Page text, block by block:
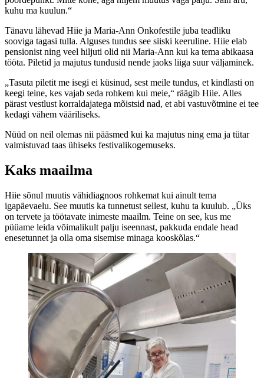
kuhu ma kuulun.“
Tänavu lähevad Hiie ja Maria-Ann Onkofestile juba teadliku
sooviga tagasi tulla. Alguses tundus see siiski keeruline. Hiie elab
pensionist ning veel hiljuti olid nii Maria-Ann kui ka tema abikaasa
tööta. Piletid ja majutus tundusid nende jaoks liiga suur väljaminek.
„Tasuta piletit me isegi ei küsinud, sest meile tundus, et kindlasti on
keegi teine, kes vajab seda rohkem kui meie,“ räägib Hiie. Alles
pärast vestlust korraldajatega mõistsid nad, et abi vastuvõtmine ei tee
kedagi vähem vääriliseks.
Nüüd on neil olemas nii pääsmed kui ka majutus ning ema ja tütar
valmistuvad taas ühiseks festivalikogemuseks.
Kaks maailma
Hiie sõnul muutis vähidiagnoos rohkemat kui ainult tema
igapäevaelu. See muutis ka tunnetust sellest, kuhu ta kuulub. „Üks
on tervete ja töötavate inimeste maailm. Teine on see, kus me
püüame leida võimalikult palju iseennast, pakkuda endale head
enesetunnet ja olla oma sisemise minaga kooskõlas.“